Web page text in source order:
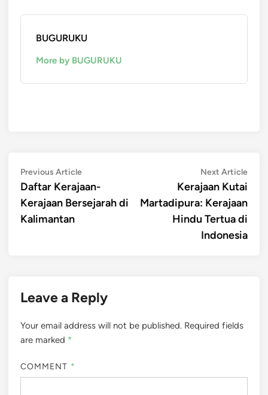
BUGURUKU
More by BUGURUKU
Post
navigation
Previous ArticlePrevious
article:
Daftar Kerajaan-
Kerajaan Bersejarah di
Kalimantan
Next ArticleNext
Kerajaan Kutai
Martadipura: Kerajaan
Hindu Tertua di
Indonesia
Leave a Reply
Your email address will not be published. Required fields
are marked *
COMMENT *